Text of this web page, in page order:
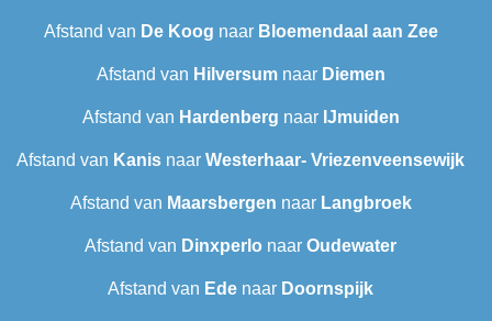
Afstand van De Koog naar Bloemendaal aan Zee
Afstand van Hilversumnaar Diemen
Afstand van Hardenberg naar IJmuiden
Afstand van Kanis naar Westerhaar- Vriezenveensewijk
Afstand van Maarsbergen naar Langbroek
Afstand van Dinxperlo naar Oudewater
Afstand van Ede naar Doornspijk